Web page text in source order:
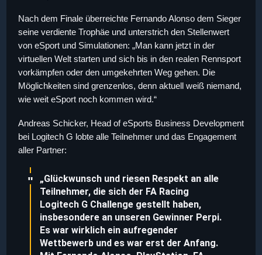
Nach dem Finale überreichte Fernando Alonso dem Sieger
seine verdiente Trophäe und unterstrich den Stellenwert
von eSport und Simulationen: „Man kann jetzt in der
virtuellen Welt starten und sich bis in den realen Rennsport
vorkämpfen oder den umgekehrten Weg gehen. Die
Möglichkeiten sind grenzenlos, denn aktuell weiß niemand,
wie weit eSport noch kommen wird.“
Andreas Schicker, Head of eSports Business Development
bei Logitech G lobte alle Teilnehmer und das Engagement
aller Partner:
„Glückwunsch und riesen Respekt an alle
Teilnehmer, die sich der FA Racing
Logitech G Challenge gestellt haben,
insbesondere an unseren Gewinner Perpi.
Es war wirklich ein aufregender
Wettbewerb und es war erst der Anfang.